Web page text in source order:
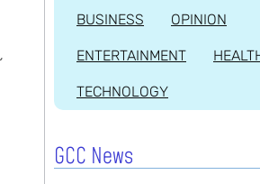
BUSINESS OPINION
ENTERTAINMENT
TECHNOLOGY
GCC News